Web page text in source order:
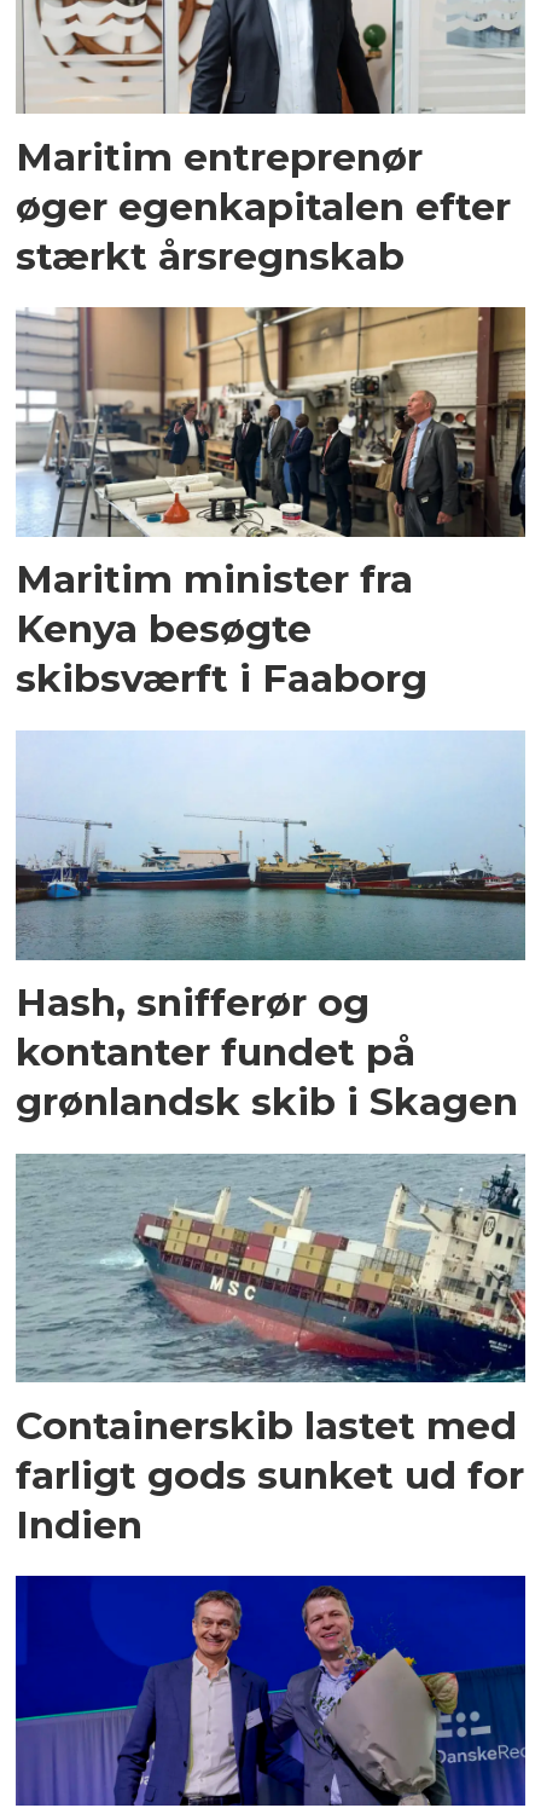
Maritim entreprenør
øger egenkapitalen efter
stærkt årsregnskab
Maritim minister fra
Kenya besøgte
skibsværft i Faaborg
Hash, snifferør og
kontanter fundet på
grønlandsk skib i Skagen
Containerskib lastet med
farligt gods sunket ud for
Indien